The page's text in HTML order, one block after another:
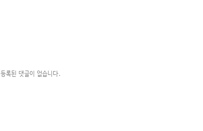
등록된 댓글이 없습니다.